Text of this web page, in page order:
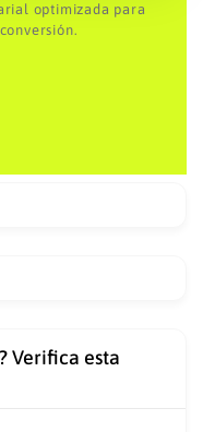
optimizada para
Verifica esta